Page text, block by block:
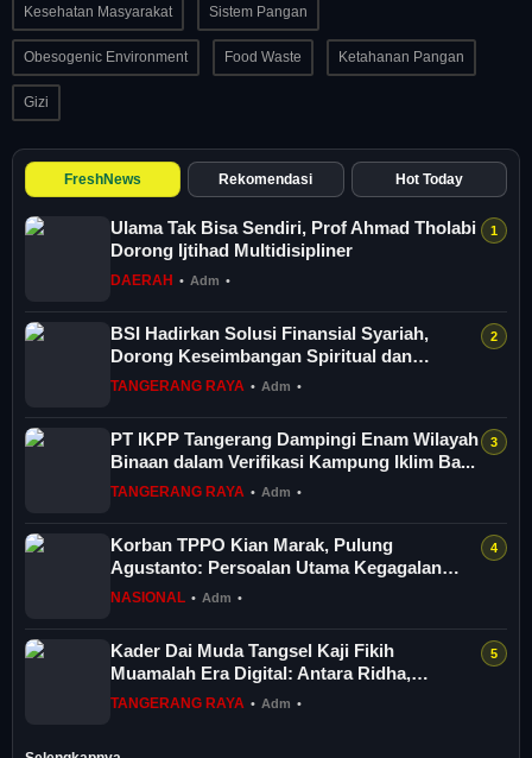
Kesehatan Masyarakat Sistem Pangan
Obesogenic Environment Food Waste Ketahanan Pangan
Gizi
FreshNews Rekomendasi Hot Today
Ulama Tak Bisa Sendiri, Prof Ahmad Tholabi
Dorong Ijtihad Multidisipliner
DAERAH • Adm •
BSI Hadirkan Solusi Finansial Syariah,
Dorong Keseimbangan Spiritual dan
Sosial...
TANGERANG RAYA • Adm •
PT IKPP Tangerang Dampingi Enam Wilayah
Binaan dalam Verifikasi Kampung Iklim Ba...
TANGERANG RAYA • Adm •
Korban TPPO Kian Marak, Pulung
Agustanto: Persoalan Utama Kegagalan
Menciptakan...
NASIONAL • Adm •
Kader Dai Muda Tangsel Kaji Fikih
Muamalah Era Digital: Antara Ridha,
Mu’athah d...
TANGERANG RAYA • Adm •